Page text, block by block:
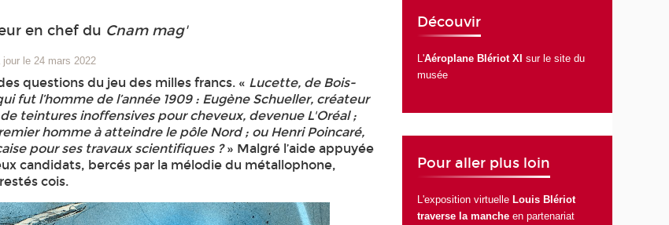
en chef du Cnam mag'
jour le 24 mars 2022
questions du jeu des milles francs. « Lucette, de Bois-
fut l’homme de l’année 1909 : Eugène Schueller, créateur
teintures inoffensives pour cheveux, devenue L'Oréal ;
homme à atteindre le pôle Nord ; ou Henri Poincaré,
pour ses travaux scientifiques ?» Malgré l’aide appuyée
candidats, bercés par la mélodie du métallophone,
cois.
Découvir
L'Aéroplane Blériot XI sur le site du
musée
Pour aller plus loin
L'exposition virtuelleLouis Blériot
traverse la manche en partenariat